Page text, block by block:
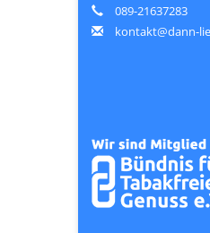
089-21637283
kontakt@dann-